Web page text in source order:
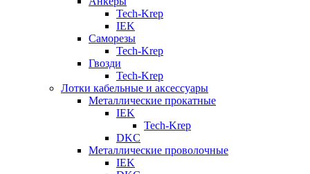
Tech-Krep
IEK
Саморезы
Tech-Krep
Гвозди
Tech-Krep
Лотки кабельные и аксессуары
Металлические прокатные
IEK
Tech-Krep
DKC
Металлические проволочные
IEK